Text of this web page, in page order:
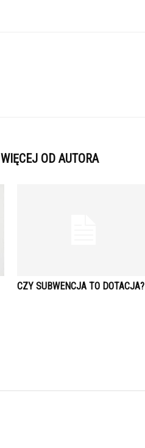
WIĘCEJ OD AUTORA
CZY SUBWENCJA TO DOTACJA?